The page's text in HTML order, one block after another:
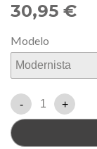
30,95 €
Modelo
- +